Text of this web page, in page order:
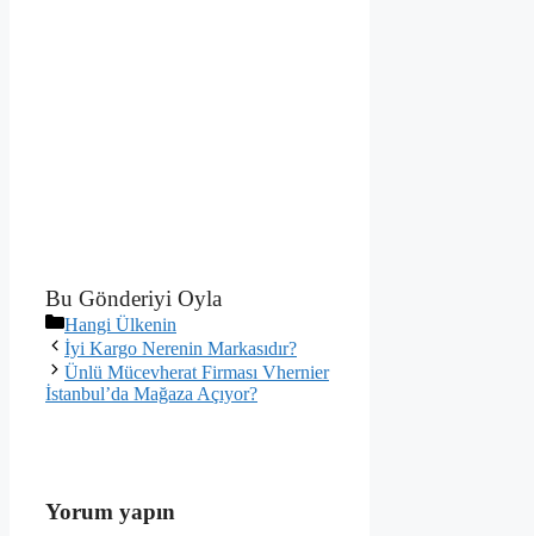
Bu Gönderiyi Oyla
Kategoriler
Hangi Ülkenin
İyi Kargo Nerenin Markasıdır?
Ünlü Mücevherat Firması Vhernier
İstanbul’da Mağaza Açıyor?
Yorum yapın